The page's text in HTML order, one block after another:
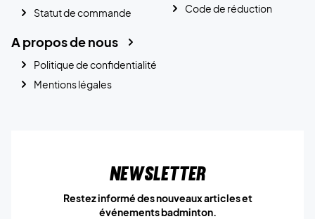
Statut de commande
Code de réduction
A propos de nous
Politique de confidentialité
Mentions légales
Newsletter
Restez informé des nouveaux articles et
événements badminton.